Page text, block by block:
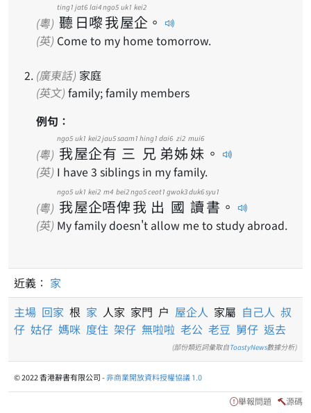
(粵) 聽
ting1
日
jat6
嚟
lai4
我
ngo5
屋
uk1
企
kei2
。
(英) Come to my home tomorrow.
(廣東話) 家庭
(英文) family; family members
例句：
(粵) 我
ngo5
屋
uk1
企
kei2
有
jau5
三
saam1
兄
hing1
弟
dai6
姊
zi2
妹
mui6
。
(英) I have 3 siblings in my family.
(粵) 我
ngo5
屋
uk1
企
kei2
唔
m4
俾
bei2
我
ngo5
出
ceot1
國
gwok3
讀
duk6
書
syu1
。
(英) My family doesn't allow me to study abroad.
近義： 家
主場 回家 根 家 人家 家門 户 屋企人 家屬 自己人 叔
仔 姑仔 媽咪 度住 架仔 無啦啦 老公 老豆 舅仔 返去
(部份類近詞彙取自ToastyNews數據分析)
© 2022 香港辭書有限公司 -非商業開放資料授權協議 1.0
舉報問題 源碼